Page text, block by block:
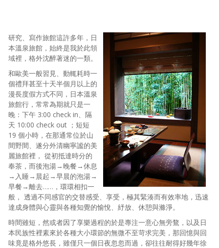
書房集
日記簿
餐桌週記
享樂隨手拍
照相簿
影音區
創意出版服務
歷史區
關於Yilan
活動實況記錄
研究、寫作旅館這許多年，日
本溫泉旅館，始終是我於此領
域裡，格外沈醉著迷的一類。
和歐美一般習見、動輒耗時一
個禮拜甚至十天半個月以上的
漫長度假方式不同，日本溫泉
旅館行，常常為期就只是一
晚：下午 3:00 check in、隔
天 10:00 check out ；短短
19 個小時，在那通常位於山
間野間、遂分外清幽寧謐的美
麗旅館裡， 從初抵達時分的
奉茶，而後泡湯→晚餐→休息
→入睡→晨起→早晨的泡湯→
早餐→離去……，環環相扣一
般， 透過不同感官的交替感受、享受，極其緊湊而有效率地，迅速
達成身體與心靈與各種知覺的愉悅、紓放、休憩與滌淨。
時間雖短，然或者因了享樂過程的於是專注一意心無旁鶩，以及日
本民族性裡素來於各種大小環節的無微不至苛求完美，那回憶與回
味竟是格外悠長，雖僅只一個日夜忽忽而過，卻往往耐得好幾年徐